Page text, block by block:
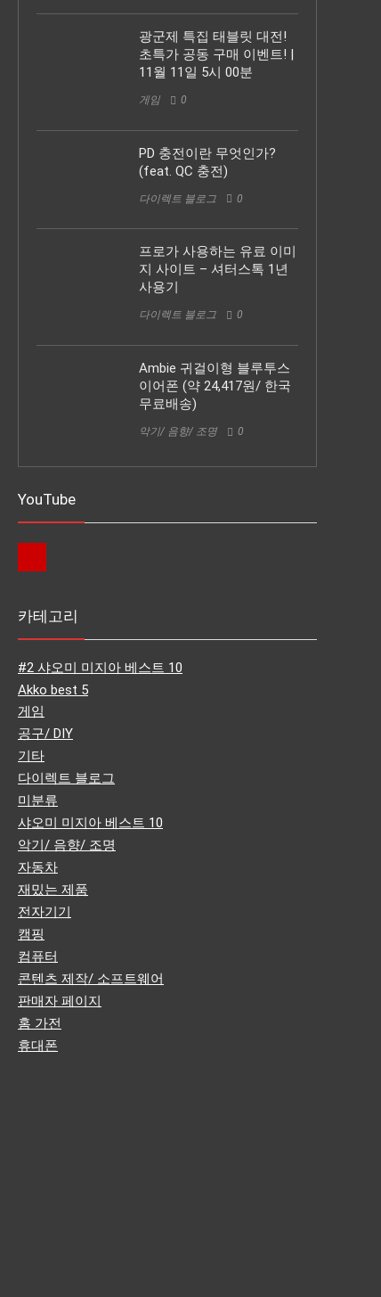
광군제 특집 태블릿 대전!
초특가 공동 구매 이벤트! |
11월 11일 5시 00분
게임 0
PD 충전이란 무엇인가?
(feat. QC 충전)
다이렉트 블로그 0
프로가 사용하는 유료 이미
지 사이트 – 셔터스톡 1년
사용기
다이렉트 블로그 0
Ambie 귀걸이형 블루투스
이어폰 (약 24,417원/ 한국
무료배송)
악기/ 음향/ 조명 0
YouTube
카테고리
#2 샤오미 미지아 베스트 10
Akko best 5
게임
공구/ DIY
기타
다이렉트 블로그
미분류
샤오미 미지아 베스트 10
악기/ 음향/ 조명
자동차
재밌는 제품
전자기기
캠핑
컴퓨터
콘텐츠 제작/ 소프트웨어
판매자 페이지
홈 가전
휴대폰